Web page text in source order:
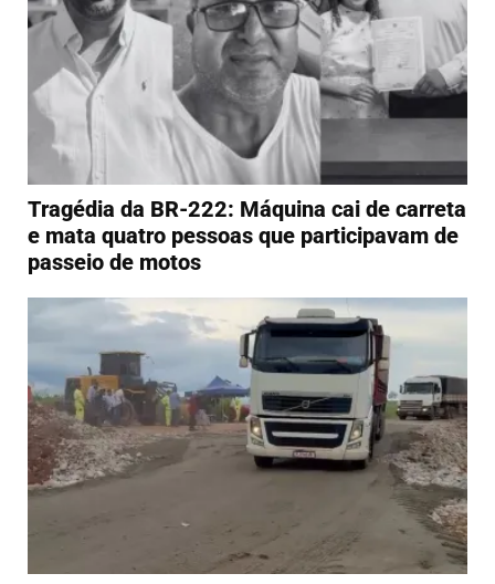
Tragédia da BR-222: Máquina cai de carreta
e mata quatro pessoas que participavam de
passeio de motos